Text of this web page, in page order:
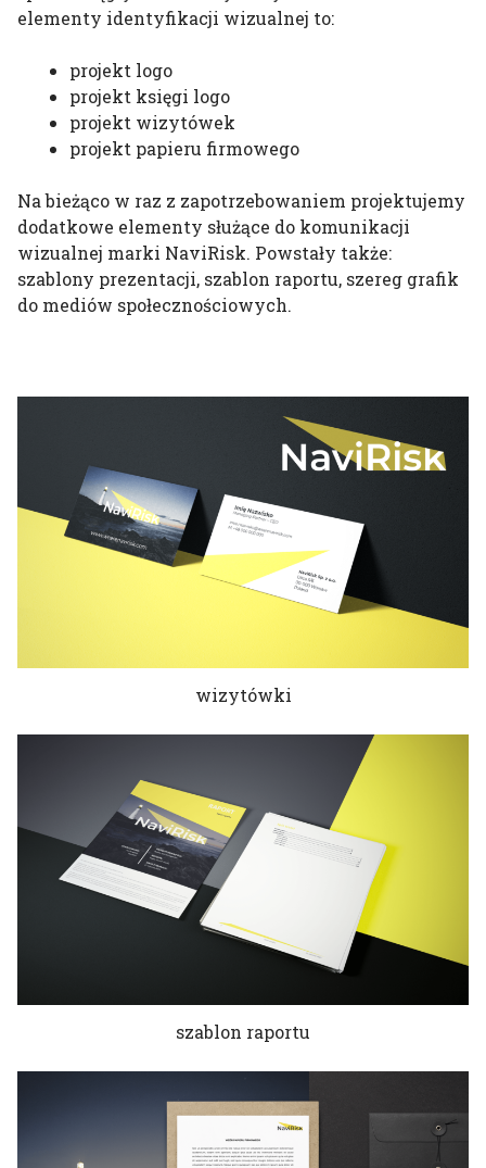
elementy identyfikacji wizualnej to:
projekt logo
projekt księgi logo
projekt wizytówek
projekt papieru firmowego
Na bieżąco w raz z zapotrzebowaniem projektujemy
dodatkowe elementy służące do komunikacji
wizualnej marki NaviRisk. Powstały także:
szablony prezentacji, szablon raportu, szereg grafik
do mediów społecznościowych.
wizytówki
szablon raportu